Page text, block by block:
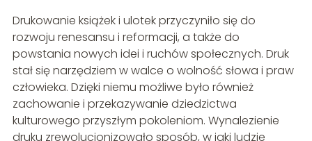
Drukowanie książek i ulotek przyczyniło się do
rozwoju renesansu i reformacji, a także do
powstania nowych idei i ruchów społecznych. Druk
stał się narzędziem w walce o wolność słowa i praw
człowieka. Dzięki niemu możliwe było również
zachowanie i przekazywanie dziedzictwa
kulturowego przyszłym pokoleniom. Wynalezienie
druku zrewolucjonizowało sposób, w jaki ludzie